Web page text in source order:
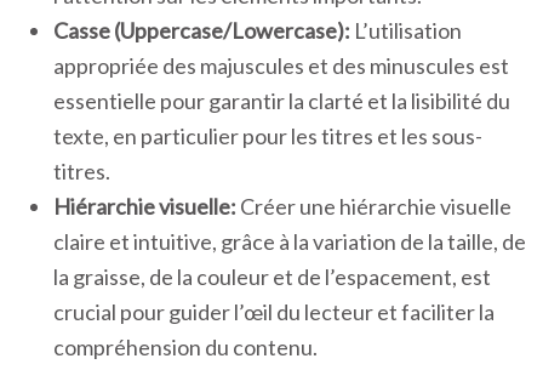
Casse (Uppercase/Lowercase): L’utilisation
appropriée des majuscules et des minuscules est
essentielle pour garantir la clarté et la lisibilité du
texte, en particulier pour les titres et les sous-
titres.
Hiérarchie visuelle: Créer une hiérarchie visuelle
claire et intuitive, grâce à la variation de la taille, de
la graisse, de la couleur et de l’espacement, est
crucial pour guider l’œil du lecteur et faciliter la
compréhension du contenu.